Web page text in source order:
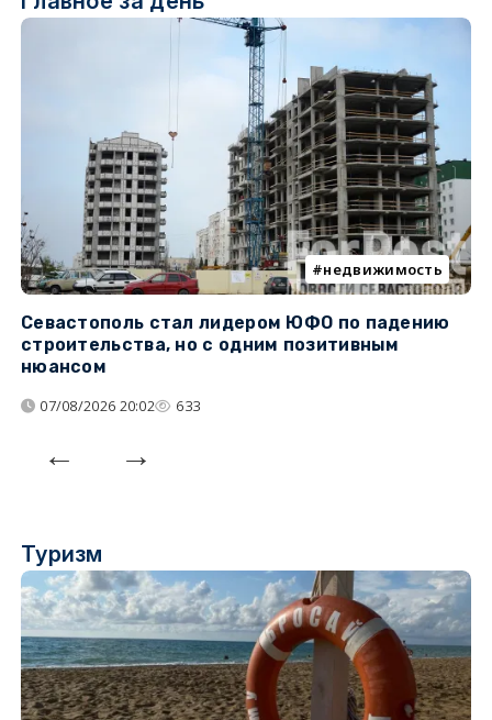
недвижимость
Севастополь стал лидером ЮФО по падению
строительства, но с одним позитивным
нюансом
07/08/2026 20:02 633
Туризм